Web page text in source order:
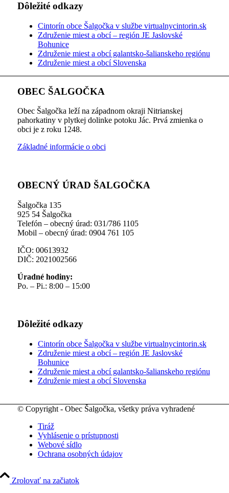
Dôležité odkazy
Cintorín obce Šalgočka v službe virtualnycintorin.sk
Združenie miest a obcí – región JE Jaslovské
Bohunice
Združenie miest a obcí galantsko-šalianskeho regiónu
Združenie miest a obcí Slovenska
OBEC ŠALGOČKA
Obec Šalgočka leží na západnom okraji Nitrianskej
pahorkatiny v plytkej dolinke potoku Jác. Prvá zmienka o
obci je z roku 1248.
Základné informácie o obci
OBECNÝ ÚRAD ŠALGOČKA
Šalgočka 135
925 54 Šalgočka
Telefón – obecný úrad: 031/786 1105
Mobil – obecný úrad: 0904 761 105
IČO: 00613932
DIČ: 2021002566
Úradné hodiny:
Po. – Pi.: 8:00 – 15:00
Dôležité odkazy
Cintorín obce Šalgočka v službe virtualnycintorin.sk
Združenie miest a obcí – región JE Jaslovské
Bohunice
Združenie miest a obcí galantsko-šalianskeho regiónu
Združenie miest a obcí Slovenska
© Copyright - Obec Šalgočka, všetky práva vyhradené
Tiráž
Vyhlásenie o prístupnosti
Webové sídlo
Ochrana osobných údajov
Zrolovať na začiatok